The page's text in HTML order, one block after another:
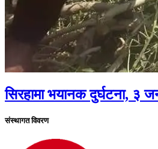
सिरहामा भयानक दुर्घटना, ३
संस्थागत विवरण